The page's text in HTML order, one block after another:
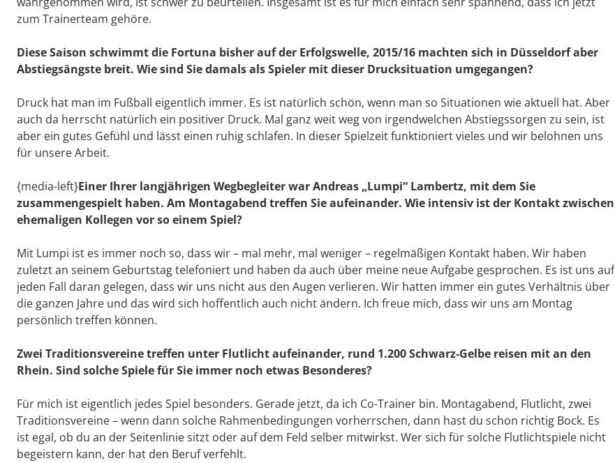
zum Trainerteam gehöre.
Diese Saison schwimmt die Fortuna bisher auf der Erfolgswelle, 2015/16 machten sich in Düsseldorf aber
Abstiegsängste breit. Wie sind Sie damals als Spieler mit dieser Drucksituation umgegangen?
Druck hat man im Fußball eigentlich immer. Es ist natürlich schön, wenn man so Situationen wie aktuell hat. Aber
auch da herrscht natürlich ein positiver Druck. Mal ganz weit weg von irgendwelchen Abstiegssorgen zu sein, ist
aber ein gutes Gefühl und lässt einen ruhig schlafen. In dieser Spielzeit funktioniert vieles und wir belohnen uns
für unsere Arbeit.
{media-left}Einer Ihrer langjährigen Wegbegleiter war Andreas „Lumpi“ Lambertz, mit dem Sie
zusammengespielt haben. Am Montagabend treffen Sie aufeinander. Wie intensiv ist der Kontakt zwischen
ehemaligen Kollegen vor so einem Spiel?
Mit Lumpi ist es immer noch so, dass wir – mal mehr, mal weniger – regelmäßigen Kontakt haben. Wir haben
zuletzt an seinem Geburtstag telefoniert und haben da auch über meine neue Aufgabe gesprochen. Es ist uns auf
jeden Fall daran gelegen, dass wir uns nicht aus den Augen verlieren. Wir hatten immer ein gutes Verhältnis über
die ganzen Jahre und das wird sich hoffentlich auch nicht ändern. Ich freue mich, dass wir uns am Montag
persönlich treffen können.
Zwei Traditionsvereine treffen unter Flutlicht aufeinander, rund 1.200 Schwarz-Gelbe reisen mit an den
Rhein. Sind solche Spiele für Sie immer noch etwas Besonderes?
Für mich ist eigentlich jedes Spiel besonders. Gerade jetzt, da ich Co-Trainer bin. Montagabend, Flutlicht, zwei
Traditionsvereine – wenn dann solche Rahmenbedingungen vorherrschen, dann hast du schon richtig Bock. Es
ist egal, ob du an der Seitenlinie sitzt oder auf dem Feld selber mitwirkst. Wer sich für solche Flutlichtspiele nicht
begeistern kann, der hat den Beruf verfehlt.